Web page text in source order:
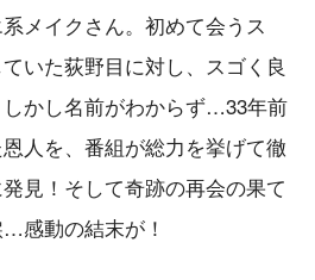
メイクさん。初めて会うス
いた荻野目に対し、スゴく良
かし名前がわからず…33年前
人を、番組が総力を挙げて徹
見！そして奇跡の再会の果て
感動の結末が！